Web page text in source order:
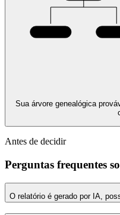
Sua árvore genealógica
Antes de decidir
Perguntas frequentes
O relatório é gerado por IA,